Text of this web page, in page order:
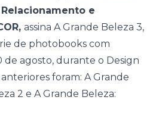
e
assina A Grande Beleza 3,
de photobooks com
de agosto, durante o Design
foram: A Grande
2 e A Grande Beleza: